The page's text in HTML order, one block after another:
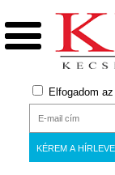
Elfogadom az